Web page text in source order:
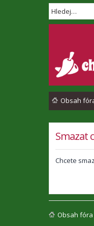
Obsah
Smazat
Chcete
Obsah fóra